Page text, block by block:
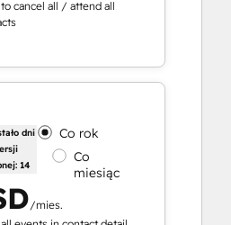
cancel all / attend all
dni
14
Co rok
Co
miesiąc
/mies.